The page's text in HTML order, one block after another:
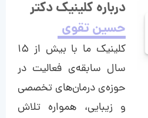
درباره کلینیک دکتر
حسین تقوی
کلینیک ما با بیش از ۱۵
سال سابقه‌ی فعالیت در
حوزه‌ی درمان‌های تخصصی
و زیبایی، همواره تلاش